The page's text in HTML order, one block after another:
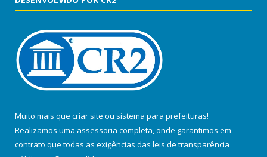
Muito mais que criar site ou sistema para prefeituras!
Realizamos uma assessoria completa, onde garantimos em
contrato que todas as exigências das leis de transparência